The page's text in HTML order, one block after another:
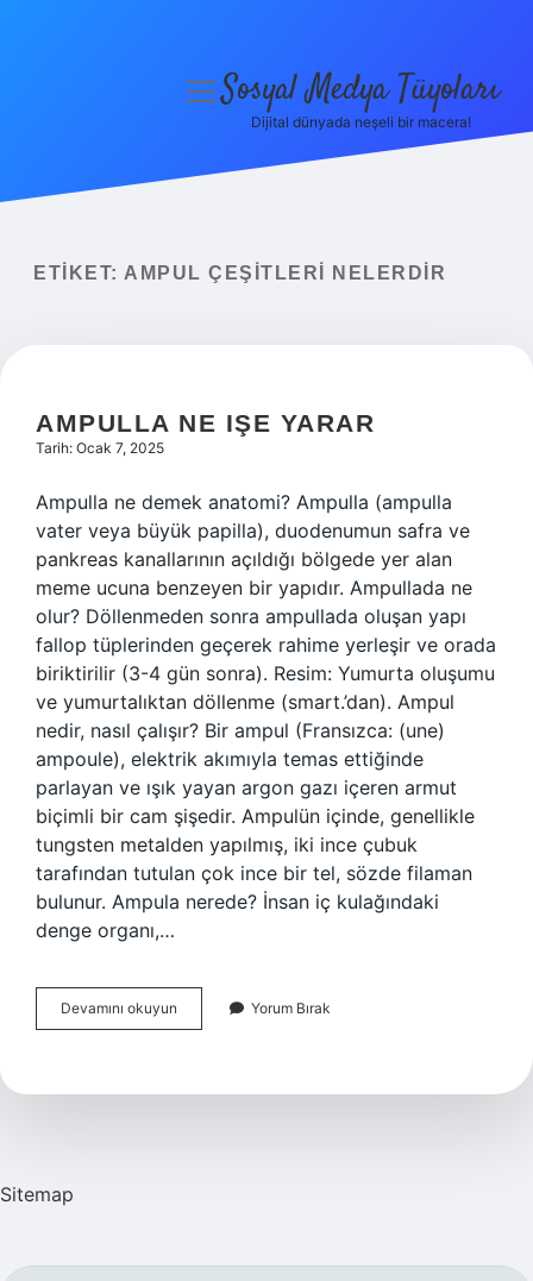
Yasal Uyarı
menüyüSosyal Medya Tüyoları
Dijital dünyada neşeli bir macera!
ETIKET: AMPUL ÇEŞITLERI NELERDIR
AMPULLA NE IŞE YARAR
Tarih: Ocak 7, 2025
Ampulla ne demek anatomi? Ampulla (ampulla
vater veya büyük papilla), duodenumun safra ve
pankreas kanallarının açıldığı bölgede yer alan
meme ucuna benzeyen bir yapıdır. Ampullada ne
olur? Döllenmeden sonra ampullada oluşan yapı
fallop tüplerinden geçerek rahime yerleşir ve orada
biriktirilir (3-4 gün sonra). Resim: Yumurta oluşumu
ve yumurtalıktan döllenme (smart.’dan). Ampul
nedir, nasıl çalışır? Bir ampul (Fransızca: (une)
ampoule), elektrik akımıyla temas ettiğinde
parlayan ve ışık yayan argon gazı içeren armut
biçimli bir cam şişedir. Ampulün içinde, genellikle
tungsten metalden yapılmış, iki ince çubuk
tarafından tutulan çok ince bir tel, sözde filaman
bulunur. Ampula nerede? İnsan iç kulağındaki
denge organı,…
Devamını okuyun
Ne
Yorum Bırak
Sitemap